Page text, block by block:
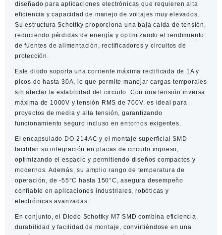
superficial
DO-
214AC
cantidad
diseñado para aplicaciones electrónicas que requieren alta
eficiencia y capacidad de manejo de voltajes muy elevados.
Su estructura Schottky proporciona una baja caída de tensión,
reduciendo pérdidas de energía y optimizando el rendimiento
de fuentes de alimentación, rectificadores y circuitos de
protección.
Este diodo soporta una corriente máxima rectificada de 1A y
picos de hasta 30A, lo que permite manejar cargas temporales
sin afectar la estabilidad del circuito. Con una tensión inversa
máxima de 1000V y tensión RMS de 700V, es ideal para
proyectos de media y alta tensión, garantizando
funcionamiento seguro incluso en entornos exigentes.
El encapsulado DO-214AC y el montaje superficial SMD
facilitan su integración en placas de circuito impreso,
optimizando el espacio y permitiendo diseños compactos y
modernos. Además, su amplio rango de temperatura de
operación, de -55°C hasta 150°C, asegura desempeño
confiable en aplicaciones industriales, robóticas y
electrónicas avanzadas.
En conjunto, el Diodo Schottky M7 SMD combina eficiencia,
durabilidad y facilidad de montaje, convirtiéndose en una